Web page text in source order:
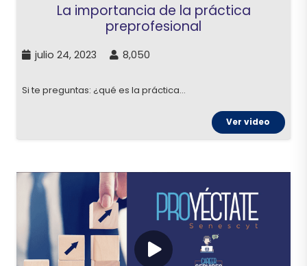
La importancia de la práctica
preprofesional
julio 24, 2023 8,050
Si te preguntas: ¿qué es la práctica…
Ver video